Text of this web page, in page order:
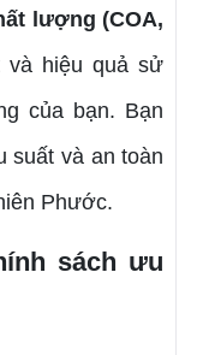
lượng (COA,
và hiệu quả sử
của bạn. Bạn
suất và an toàn
Phước.
sách ưu